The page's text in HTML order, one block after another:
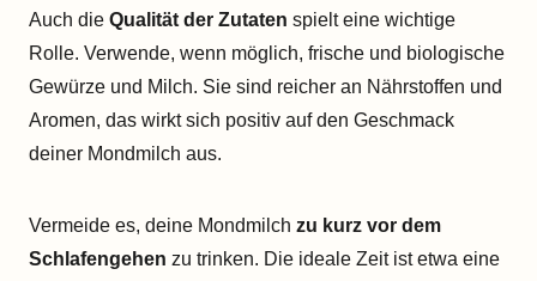
Auch die Qualität der Zutaten spielt eine wichtige
Rolle. Verwende, wenn möglich, frische und biologische
Gewürze und Milch. Sie sind reicher an Nährstoffen und
Aromen, das wirkt sich positiv auf den Geschmack
deiner Mondmilch aus.
Vermeide es, deine Mondmilch zu kurz vor dem
Schlafengehen zu trinken. Die ideale Zeit ist etwa eine